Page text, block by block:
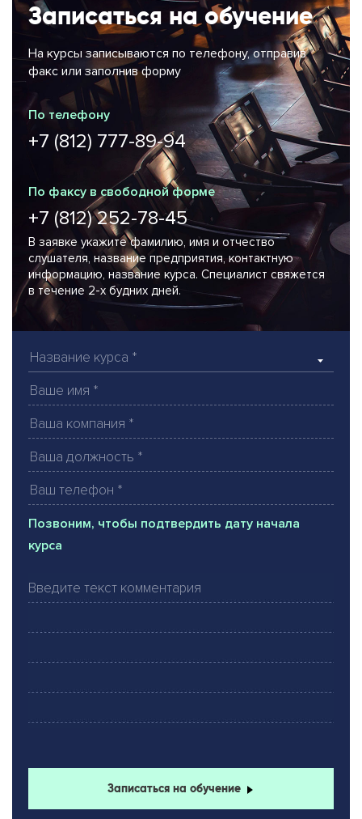
Записаться на обучение
На курсы записываются по телефону, отправив
факс или заполнив форму
По телефону
+7 (812) 777-89-94
По факсу в свободной форме
+7 (812) 252-78-45
В заявке укажите фамилию, имя и отчество
слушателя, название предприятия, контактную
информацию, название курса. Специалист свяжется
в течение 2-х будних дней.
Позвоним, чтобы подтвердить дату начала
курса
Записаться на обучение